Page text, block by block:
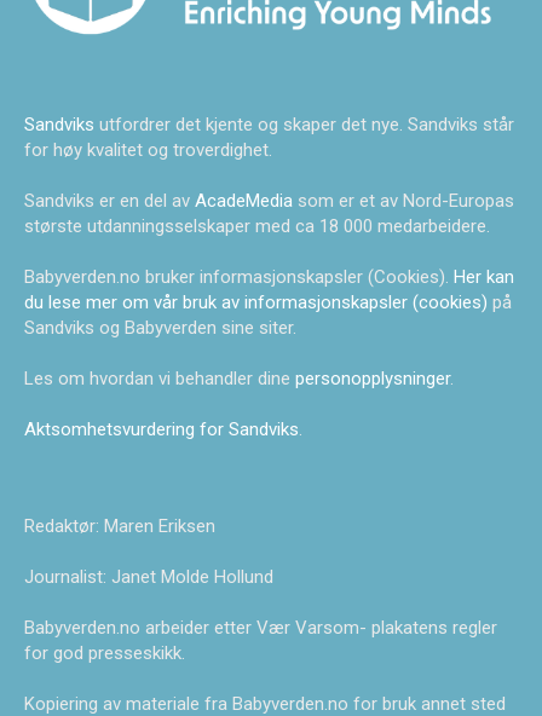
Sandviks utfordrer det kjente og skaper det nye. Sandviks står
for høy kvalitet og troverdighet.
Sandviks er en del av AcadeMedia som er et av Nord-Europas
største utdanningsselskaper med ca 18 000 medarbeidere.
Babyverden.no bruker informasjonskapsler (Cookies). Her kan
du lese mer om vår bruk av informasjonskapsler (cookies) på
Sandviks og Babyverden sine siter.
Les om hvordan vi behandler dine personopplysninger.
Aktsomhetsvurdering for Sandviks.
Redaktør: Maren Eriksen
Journalist: Janet Molde Hollund
Babyverden.no arbeider etter Vær Varsom- plakatens regler
for god presseskikk.
Kopiering av materiale fra Babyverden.no for bruk annet sted